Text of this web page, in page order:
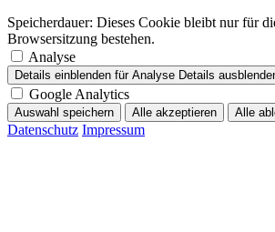
Speicherdauer: Dieses Cookie bleibt nur für
Browsersitzung bestehen.
Analyse
Details einblenden für Analyse Details
Google Analytics
Auswahl speichern Alle akzeptieren Alle
Datenschutz Impressum